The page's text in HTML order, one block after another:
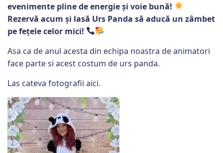
evenimente pline de energie și voie bună!
Rezervă acum și lasă Urs Panda să aducă un zâmbet
pe fețele celor mici!
Asa ca de anul acesta din echipa noastra de animatori
face parte si acest costum de urs panda.
Las cateva fotografii aici.